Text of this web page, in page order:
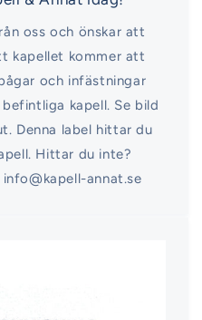
oss och önskar att
kapellet kommer att
och infästningar
kapell. Se bild
Denna label hittar du
Hittar du inte?
annat.se